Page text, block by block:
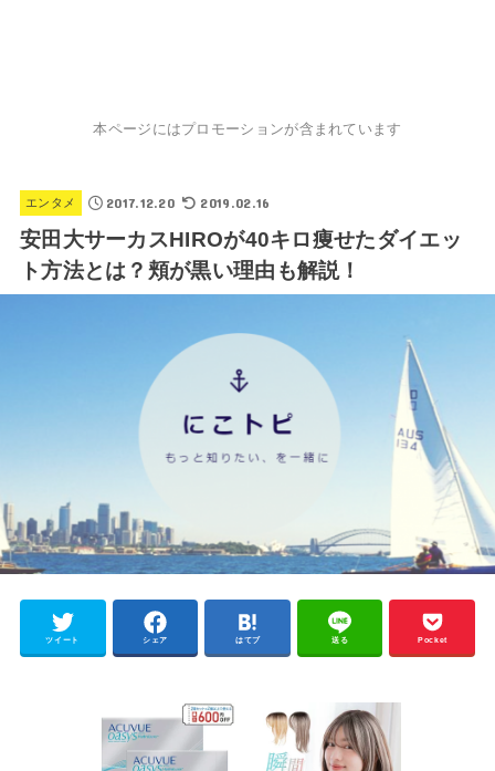
本ページにはプロモーションが含まれています
エンタメ 2017.12.20 2019.02.16
安田大サーカスHIROが40キロ痩せたダイエッ
ト方法とは？頬が黒い理由も解説！
ツイート シェア はてブ 送る Pocket